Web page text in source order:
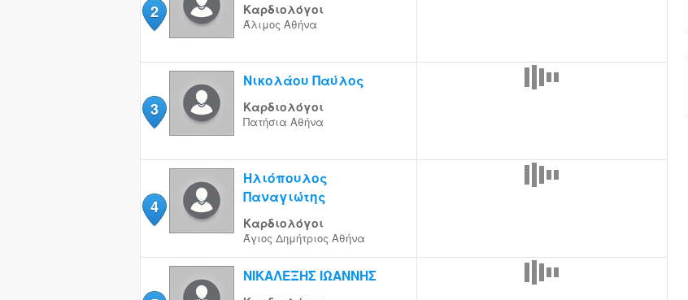
2 Καρδιολόγοι
Άλιμος Αθήνα
3
Νικολάου Παύλος
Καρδιολόγοι
Πατήσια Αθήνα
4
Ηλιόπουλος
Παναγιώτης
Καρδιολόγοι
Άγιος Δημήτριος Αθήνα
ΝΙΚΑΛΕΞΗΣ ΙΩΑΝΝΗΣ